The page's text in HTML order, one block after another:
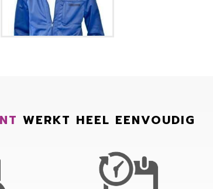
WERKT HEEL EENVOUDIG